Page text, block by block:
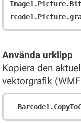
Använda urklipp
Kopiera den
vektorgrafik